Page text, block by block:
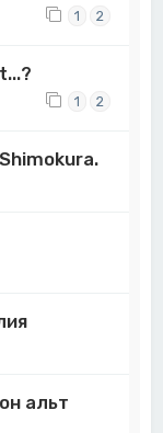
1 2
1 2
альт